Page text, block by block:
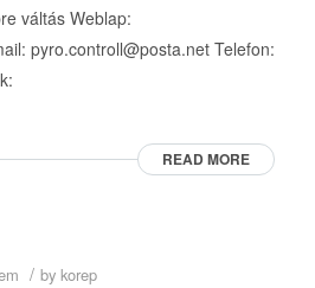
váltás Weblap:
pyro.controll@posta.net Telefon:
READ MORE
/ by korep